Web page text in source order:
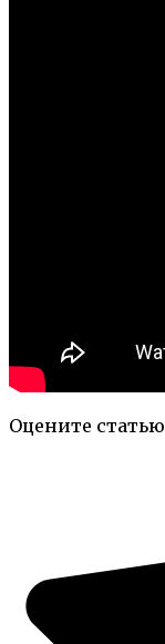
Оцените статью